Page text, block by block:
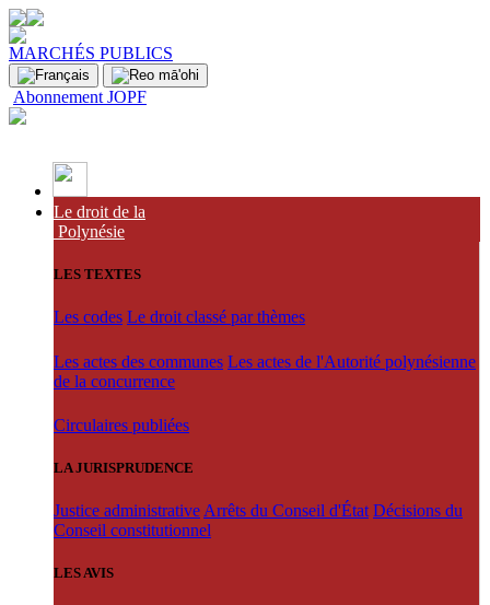
MARCHÉS PUBLICS
Abonnement JOPF
Le droit de la
Polynésie
LES TEXTES
Les codes Le droit classé par thèmes
Les actes des communes Les actes de l'Autorité polynésienne
de la concurrence
Circulaires publiées
LA JURISPRUDENCE
Justice administrative Arrêts du Conseil d'État Décisions du
Conseil constitutionnel
LES AVIS